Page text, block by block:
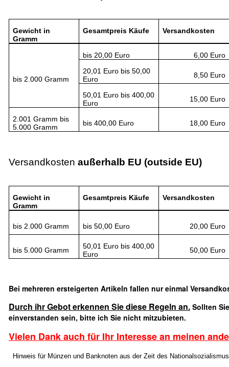
Gewicht in
Gramm
Gesamtpreis Käufe Versandkosten
bis 2.000 Gramm
bis 20,00 Euro
6,00 Euro
20,01 Euro bis 50,00
Euro
8,50 Euro
50,01 Euro bis 400,00
Euro
15,00 Euro
2.001 Gramm bis
5.000 Gramm
bis 400,00 Euro 18,00 Euro
Versandkosten außerhalb EU (outside EU)
Gewicht in
Gramm
Gesamtpreis Käufe Versandkosten
bis 2.000 Gramm bis 50,00 Euro 20,00 Euro
bis 5.000 Gramm
50,01 Euro bis 400,00
Euro
50,00 Euro
Bei mehreren ersteigerten Artikeln fallen nur einmal
Durch ihr Gebot erkennen Sie diese Regeln an. Sollten
einverstanden sein, bitte ich Sie nicht mitzubieten.
Vielen Dank auch für Ihr Interesse an meinen
Hinweis für Münzen und Banknoten aus der Zeit des